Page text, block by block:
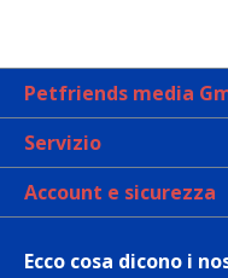
Petfriends media
Servizio
Account e sicurezza
Ecco cosa dicono i